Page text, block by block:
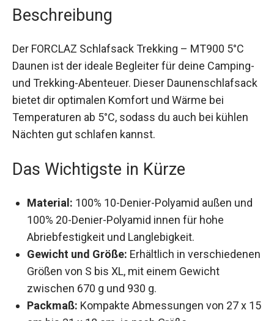
Beschreibung
Daunen ist der ideale Begleiter für deine
Camping- und Trekking-Abenteuer. Dieser
Daunenschlafsack bietet dir optimalen Komfort
und Wärme bei Temperaturen ab 5°C, sodass du
auch bei kühlen Nächten gut schlafen kannst.
Das Wichtigste in Kürze
100% 20-Denier-Polyamid innen für hohe
Abriebfestigkeit und Langlebigkeit.
Gewicht und Größe: Erhältlich in
verschiedenen Größen von S bis XL, mit einem
Gewicht zwischen 670 g und 930 g.
Packmaß: Kompakte Abmessungen von 27 x
15 cm bis 31 x 18 cm, je nach Größe.